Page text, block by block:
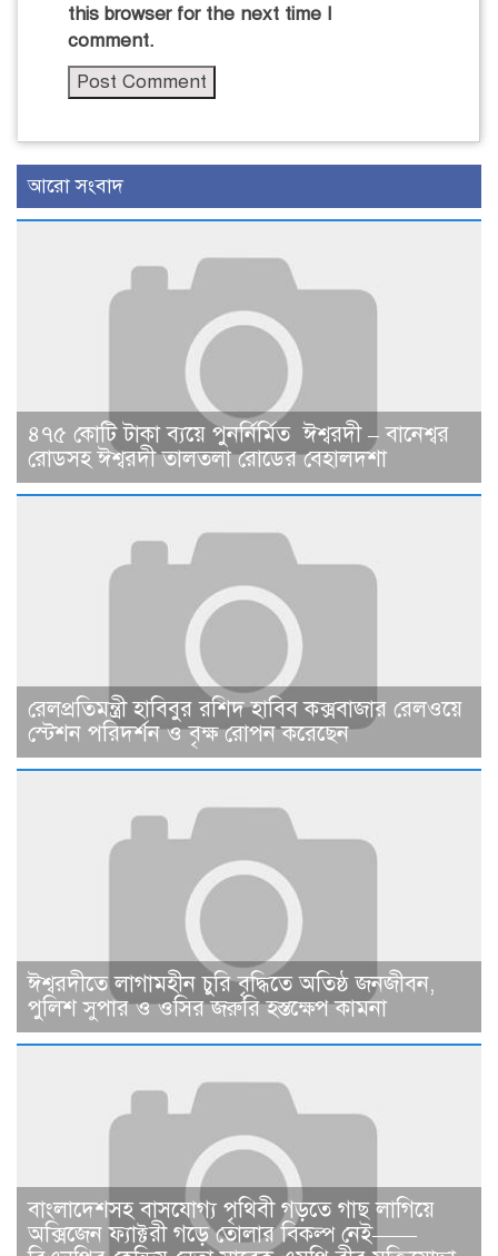
this browser for the next time I
comment.
আরো সংবাদ
৪৭৫ কোটি টাকা ব্যয়ে পুনর্নির্মিত ঈশ্বরদী – বানেশ্বর
রোডসহ ঈশ্বরদী তালতলা রোডের বেহালদশা
রেলপ্রতিমন্ত্রী হাবিবুর রশিদ হাবিব কক্সবাজার রেলওয়ে
স্টেশন পরিদর্শন ও বৃক্ষ রোপন করেছেন
ঈশ্বরদীতে লাগামহীন চুরি বৃদ্ধিতে অতিষ্ঠ জনজীবন,
পুলিশ সুপার ও ওসির জরুরি হস্তক্ষেপ কামনা ​
বাংলাদেশসহ বাসযোগ্য পৃথিবী গড়তে গাছ লাগিয়ে
অক্সিজেন ফ্যাক্টরী গড়ে তোলার বিকল্প নেই——